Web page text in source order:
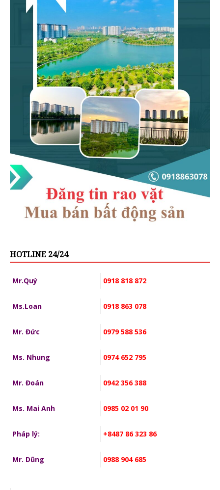
HOTLINE 24/24
Mr.Quý 0918 818 872
Ms.Loan 0918 863 078
Mr. Đức 0979 588 536
Ms. Nhung 0974 652 795
Mr. Đoán 0942 356 388
Ms. Mai Anh 0985 02 01 90
Pháp lý: +8487 86 323 86
Mr. Dũng 0988 904 685